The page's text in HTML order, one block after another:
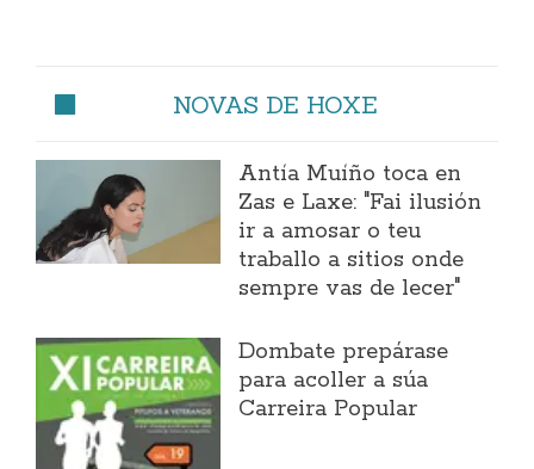
NOVAS DE HOXE
Antía Muíño toca en
Zas e Laxe: "Fai ilusión
ir a amosar o teu
traballo a sitios onde
sempre vas de lecer"
Dombate prepárase
para acoller a súa
Carreira Popular